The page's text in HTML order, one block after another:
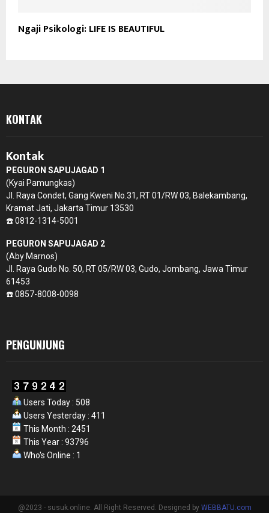
Ngaji Psikologi: LIFE IS BEAUTIFUL
KONTAK
Kontak
PEGURON SAPUJAGAD 1
(Kyai Pamungkas)
Jl. Raya Condet, Gang Kweni No.31, RT 01/RW 03, Balekambang,
Kramat Jati, Jakarta Timur 13530
☎️ 0812-1314-5001
PEGURON SAPUJAGAD 2
(Aby Marnos)
Jl. Raya Gudo No. 50, RT 05/RW 03, Gudo, Jombang, Jawa Timur
61453
☎️ 0857-8008-0098
PENGUNJUNG
Users Today : 508
Users Yesterday : 411
This Month : 2451
This Year : 93796
Who's Online : 1
@2023 - susuk.online. All Right Reserved. Designed by WEBBATU.com